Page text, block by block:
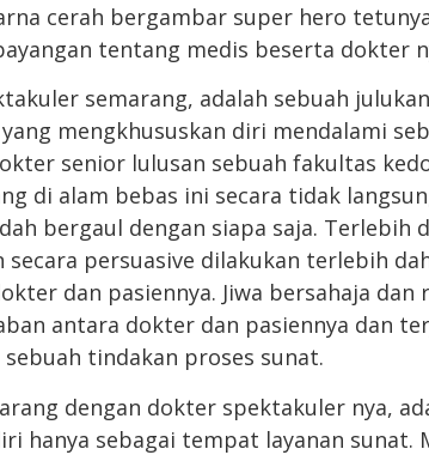
cerah bergambar super hero
tentang medis beserta dokter
semarang, adalah sebuah
mengkhususkan diri mendalami
senior lulusan sebuah fakultas
di alam bebas ini secara tidak
bergaul dengan siapa saja. Terlebih
secara persuasive dilakukan terlebih
dan pasiennya. Jiwa bersahaja
antara dokter dan pasiennya dan
tindakan proses sunat.
dengan dokter spektakuler nya,
hanya sebagai tempat layanan sunat.